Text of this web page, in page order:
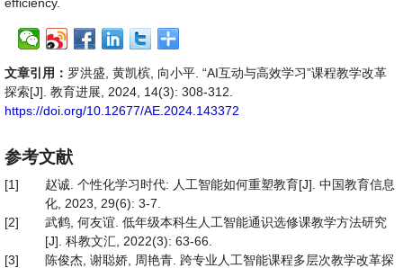
文章引用： 罗洪盛, 黄凯槟, 向小平. “AI互动与高效学习”课程教学改革
探索[J]. 教育进展, 2024, 14(3): 308-312.
https://doi.org/10.12677/AE.2024.143372
参考文献
[1]
赵诚. 个性化学习时代: 人工智能如何重塑教育[J]. 中国教育信息
化, 2023, 29(6): 3-7.
[2]
武鹤, 何友谊. 低年级本科生人工智能通识选修课教学方法研究
[J]. 科教文汇, 2022(3): 63-66.
[3]
陈俊杰, 谢聪娇, 周艳青. 跨专业人工智能课程多层次教学改革探